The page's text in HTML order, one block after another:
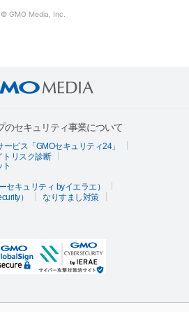
© GMO Media, Inc.
のセキュリティ事業について
ビス「GMOセキュリティ24」
トリスク診断
セキュリティ byイエラエ）
）
なりすまし対策